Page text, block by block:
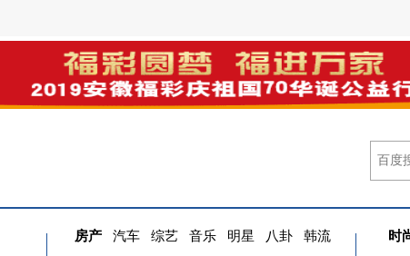
房产 汽车 综艺 音乐 明星 八卦
韩流
时